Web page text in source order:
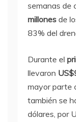
semanas de
millones de
83% del
Durante el
llevaron
mayor parte
también se
dólares, por